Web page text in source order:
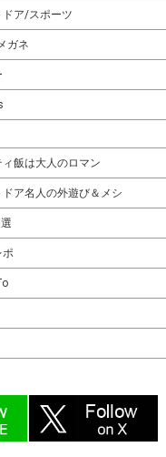
ドア/スポーツ
ガネ
ィ飯は大人のロマン
ドア名人の外遊び＆メシ
ポ